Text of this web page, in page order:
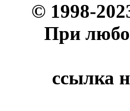
© 1998-
При
ссылка